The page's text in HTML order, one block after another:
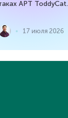
APT ToddyCat.
17 июля 2026